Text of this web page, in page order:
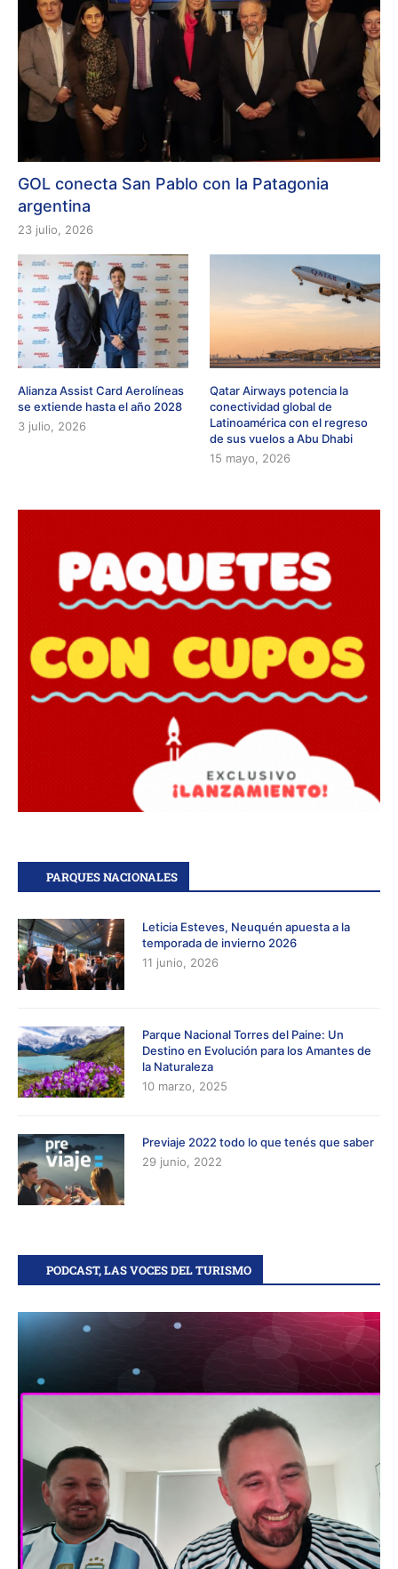
GOL conecta San Pablo con la Patagonia
argentina
23 julio, 2026
Alianza Assist Card Aerolíneas
se extiende hasta el año 2028
3 julio, 2026
Qatar Airways potencia la
conectividad global de
Latinoamérica con el regreso
de sus vuelos a Abu Dhabi
15 mayo, 2026
PARQUES NACIONALES
Leticia Esteves, Neuquén apuesta a la
temporada de invierno 2026
11 junio, 2026
Parque Nacional Torres del Paine: Un
Destino en Evolución para los Amantes de
la Naturaleza
10 marzo, 2025
Previaje 2022 todo lo que tenés que saber
29 junio, 2022
PODCAST, LAS VOCES DEL TURISMO